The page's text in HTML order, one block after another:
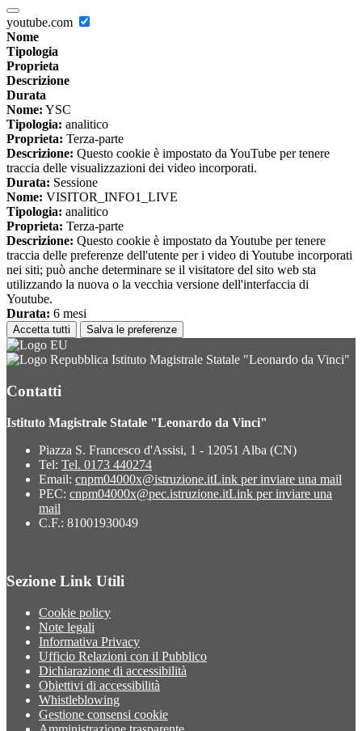
youtube.com
Nome
Tipologia
Proprieta
Descrizione
Durata
Nome: YSC
Tipologia: analitico
Proprieta: Terza-parte
Descrizione: Questo cookie è impostato da YouTube per tenere
traccia delle visualizzazioni dei video incorporati.
Durata: Sessione
Nome: VISITOR_INFO1_LIVE
Tipologia: analitico
Proprieta: Terza-parte
Descrizione: Questo cookie è impostato da Youtube per tenere
traccia delle preferenze dell'utente per i video di Youtube incorporati
nei siti; può anche determinare se il visitatore del sito web sta
utilizzando la nuova o la vecchia versione dell'interfaccia di
Youtube.
Durata: 6 mesi
Accetta tutti Salva le preferenze
Istituto Magistrale Statale "Leonardo da Vinci"
Contatti
Istituto Magistrale Statale "Leonardo da Vinci"
Piazza S. Francesco d'Assisi, 1 - 12051 Alba (CN)
Tel: Tel. 0173 440274
Email: cnpm04000x@istruzione.itLink per inviare una mail
PEC: cnpm04000x@pec.istruzione.itLink per inviare una
mail
C.F.: 81001930049
Sezione Link Utili
Cookie policy
Note legali
Informativa Privacy
Ufficio Relazioni con il Pubblico
Dichiarazione di accessibilità
Obiettivi di accessibilità
Whistleblowing
Gestione consensi cookie